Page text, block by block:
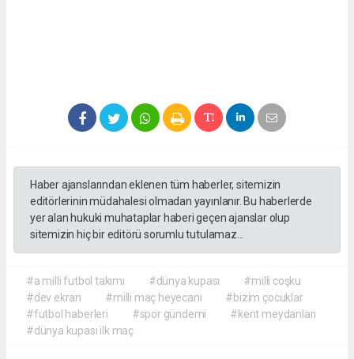
Haber ajanslarından eklenen tüm haberler, sitemizin
editörlerinin müdahalesi olmadan yayınlanır. Bu haberlerde
yer alan hukuki muhataplar haberi geçen ajanslar olup
sitemizin hiç bir editörü sorumlu tutulamaz...
#a milli futbol takımı #dünya kupası
#milli coşku
#dev ekran
#milli maç heyecanı
#bizim çocuklar
#futbol haberleri
#spor gündemi
#kent meydanları
#dünya kupası ilk maç